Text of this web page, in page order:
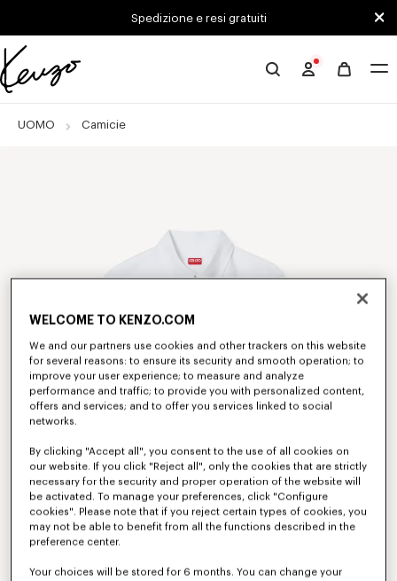
Spedizione e resi gratuiti
Sito
KENZO
UOMO Camicie
WELCOME TO KENZO.COM
We and our partners use cookies and other trackers on this website
for several reasons: to ensure its security and smooth operation; to
improve your user experience; to measure and analyze
performance and traffic; to provide you with personalized content,
offers and services; and to offer you services linked to social
networks.
By clicking "Accept all", you consent to the use of all cookies on
our website. If you click "Reject all", only the cookies that are strictly
necessary for the security and proper operation of the website will
be activated. To manage your preferences, click "Configure
cookies". Please note that if you reject certain types of cookies, you
may not be able to benefit from all the functions described in the
preference center.
Your choices will be stored for 6 months. You can change your